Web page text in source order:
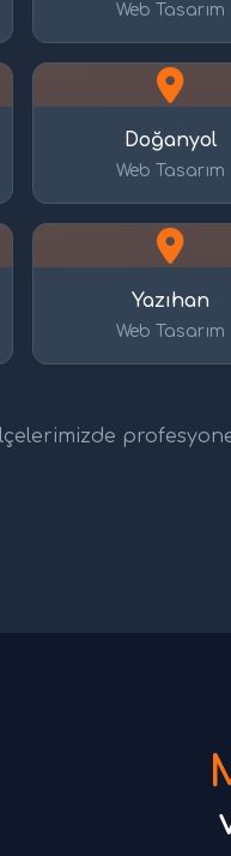
Web Tasarım
Doğanyol
Web Tasarım
Yazıhan
Web Tasarım